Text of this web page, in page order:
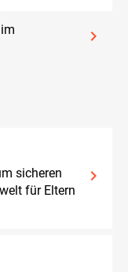
keyboard_arrow_right
sicheren
für Eltern
keyboard_arrow_right